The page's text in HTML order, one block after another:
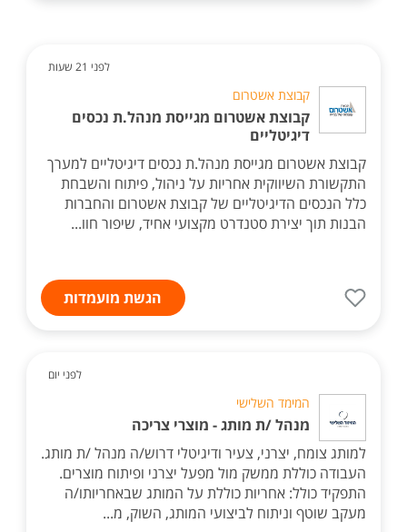
לפני 21 שעות
קבוצת אשטרום
קבוצת אשטרום מגייסת מנהל.ת נכסים
דיגיטליים
קבוצת אשטרום מגייסת מנהל.ת נכסים דיגיטליים למערך
התקשורת השיווקית אחריות על ניהול, פיתוח והשבחת
כלל הנכסים הדיגיטליים של קבוצת אשטרום והחברות
הבנות תוך יצירת סטנדרט מקצועי אחיד, שיפור חוו...
הגשת מועמדות
לפני יום
המימד השלישי
מנהל /ת מותג - מוצרי צריכה
למותג צומח, יצרני, צעיר ודיגיטלי דרוש/ה מנהל /ת מותג.
העבודה כוללת ממשק מול מפעל יצרני ופיתוח מוצרים.
התפקיד כולל: אחריות כוללת על המותג שבאחריותו/ה
מעקב שוטף וניתוח לביצועי המותג, השוק, מ...